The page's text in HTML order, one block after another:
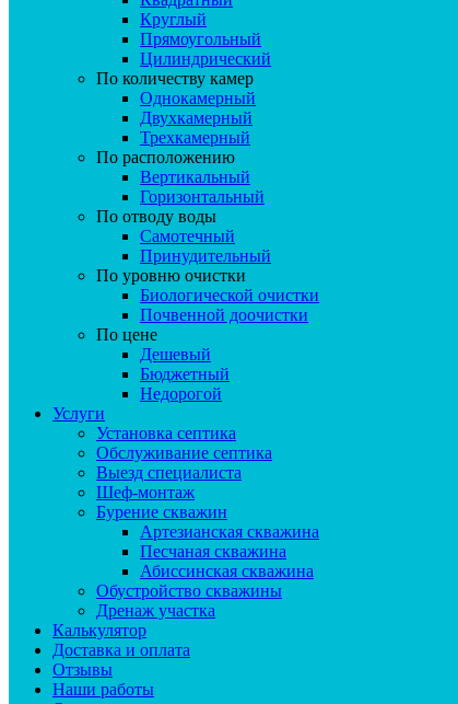
Круглый
Прямоугольный
Цилиндрический
По количеству камер
Однокамерный
Двухкамерный
Трехкамерный
По расположению
Вертикальный
Горизонтальный
По отводу воды
Самотечный
Принудительный
По уровню очистки
Биологической очистки
Почвенной доочистки
По цене
Дешевый
Бюджетный
Недорогой
Услуги
Установка септика
Обслуживание септика
Выезд специалиста
Шеф-монтаж
Бурение скважин
Артезианская скважина
Песчаная скважина
Абиссинская скважина
Обустройство скважины
Дренаж участка
Калькулятор
Доставка и оплата
Отзывы
Наши работы